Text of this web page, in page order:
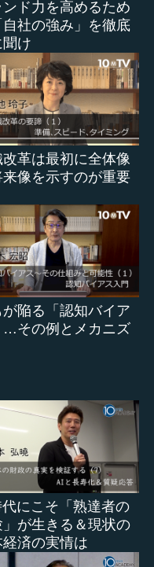
仮に女性が市場で差別
の賃金が安いという状
逆手にとって女性を多
く済むので、かえって
ことが指摘されていま
という状況を、経済
るというように置き換
あるとしたら、女性は
済むと捉えることがで
見た人件費は女性のほ
が人件費を削減でき
た状況があるのです。
では、女性を...
ンド力を高めるため
自社の強み」を徹底
聞け
革は最初に全体像
来像を示すのが重要
陥る「認知バイア
…その例とメカニズ
にこそ「熟達者の
」が生きる＆現状の
経済の実情は